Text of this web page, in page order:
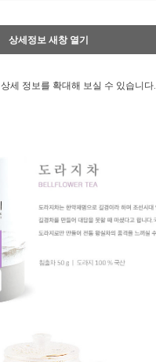
상세정보 새창 열기
상세 정보를 확대해 보실 수 있습니다.